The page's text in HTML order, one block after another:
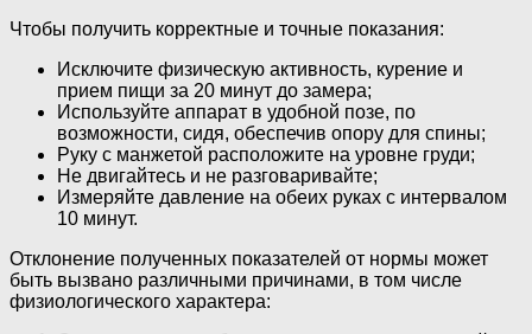
Чтобы получить корректные и точные показания:
Исключите физическую активность, курение и
прием пищи за 20 минут до замера;
Используйте аппарат в удобной позе, по
возможности, сидя, обеспечив опору для спины;
Руку с манжетой расположите на уровне груди;
Не двигайтесь и не разговаривайте;
Измеряйте давление на обеих руках с интервалом
10 минут.
Отклонение полученных показателей от нормы может
быть вызвано различными причинами, в том числе
физиологического характера: